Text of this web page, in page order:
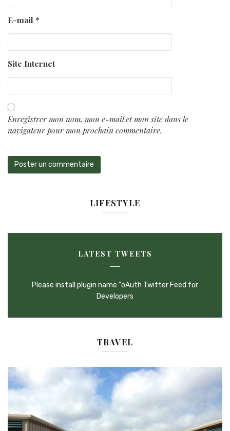
E-mail *
Site Internet
Enregistrer mon nom, mon e-mail et mon site dans le
navigateur pour mon prochain commentaire.
LIFESTYLE
LATEST TWEETS
Please install plugin name "oAuth Twitter Feed for
Developers
TRAVEL